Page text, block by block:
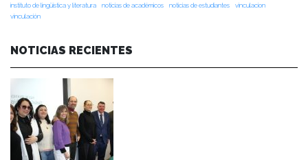
instituto de lingüística y literatura
noticias de académicos noticias de estudiantes
vinculacion
vinculación
NOTICIAS RECIENTES